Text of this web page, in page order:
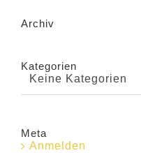
Archiv
Kategorien
Keine Kategorien
Meta
Anmelden